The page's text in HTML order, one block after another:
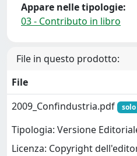
Appare nelle tipologie:
03 - Contributo in libro
File in questo prodotto:
File
2009_Confindustria.pdf
Tipologia: Versione
Licenza: Copyright